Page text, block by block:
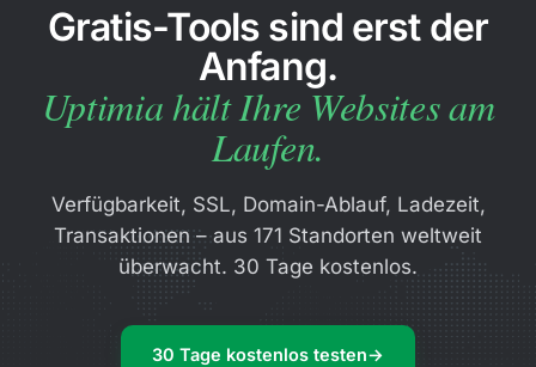
Gratis-Tools sind erst der
Anfang.
Uptimia hält Ihre Websites am
Laufen.
Verfügbarkeit, SSL, Domain-Ablauf, Ladezeit,
Transaktionen – aus 171 Standorten weltweit
überwacht. 30 Tage kostenlos.
30 Tage kostenlos testen→